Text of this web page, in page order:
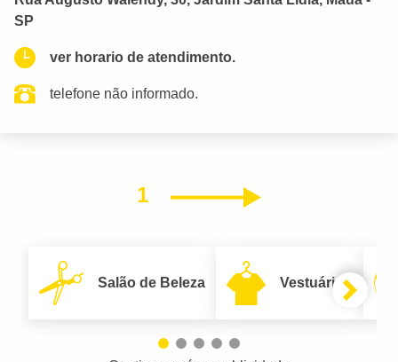
SP
ver horario de atendimento.
telefone não informado.
1 Próximo
Salão de Beleza Vestuário